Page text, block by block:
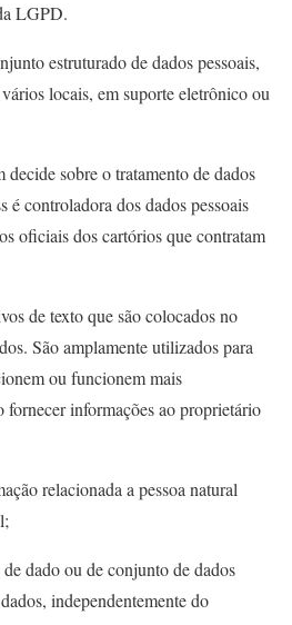
LGPD.
estruturado de dados pessoais,
locais, em suporte eletrônico ou
decide sobre o tratamento de dados
é controladora dos dados pessoais
oficiais dos cartórios que contratam
de texto que são colocados no
São amplamente utilizados para
ou funcionem mais
fornecer informações ao proprietário
relacionada a pessoa natural
de dado ou de conjunto de dados
independentemente do